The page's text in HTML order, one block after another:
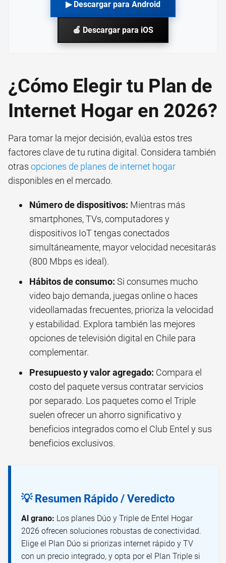
▶ Descargar para Android
🍎 Descargar para iOS
¿Cómo Elegir tu Plan de
Internet Hogar en 2026?
Para tomar la mejor decisión, evalúa estos tres
factores clave de tu rutina digital. Considera también
otras opciones de planes de internet hogar
disponibles en el mercado.
Número de dispositivos: Mientras más
smartphones, TVs, computadores y
dispositivos IoT tengas conectados
simultáneamente, mayor velocidad necesitarás
(800 Mbps es ideal).
Hábitos de consumo: Si consumes mucho
video bajo demanda, juegas online o haces
videollamadas frecuentes, prioriza la velocidad
y estabilidad. Explora también las mejores
opciones de televisión digital en Chile para
complementar.
Presupuesto y valor agregado: Compara el
costo del paquete versus contratar servicios
por separado. Los paquetes como el Triple
suelen ofrecer un ahorro significativo y
beneficios integrados como el Club Entel y sus
beneficios exclusivos.
💡 Resumen Rápido / Veredicto
Al grano: Los planes Dúo y Triple de Entel Hogar
2026 ofrecen soluciones robustas de conectividad.
Elige el Plan Dúo si priorizas internet rápido y TV
con un precio integrado, y opta por el Plan Triple si